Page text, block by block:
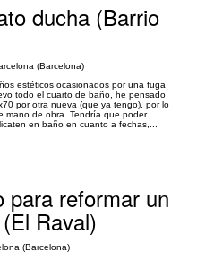
ducha (Barrio
(Barcelona)
estéticos ocasionados por una fuga
todo el cuarto de baño, he pensado
por otra nueva (que ya tengo), por lo
mano de obra. Tendría que poder
en baño en cuanto a fechas,...
para reformar un
Raval)
(Barcelona)